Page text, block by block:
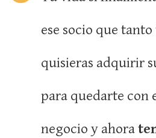
ese socio que
quisieras adquirir
para quedarte con
negocio y ahora